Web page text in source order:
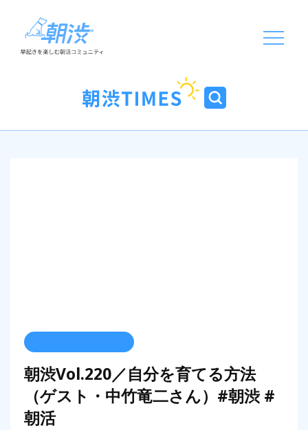
朝渋Vol.220／自分を育てる方法
（ゲスト・中竹竜二さん）#朝渋 #
朝活